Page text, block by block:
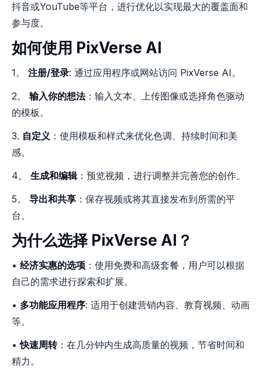
抖音或YouTube等平台，进行优化以实现最大的覆盖面和
参与度。
如何使用 PixVerse AI
1。 注册/登录: 通过应用程序或网站访问 PixVerse AI。
2。 输入你的想法：输入文本、上传图像或选择角色驱动
的模板。
3. 自定义 ：使用模板和样式来优化色调、持续时间和美
感。
4。 生成和编辑：预览视频，进行调整并完善您的创作。
5。 导出和共享 ：保存视频或将其直接发布到所需的平
台。
为什么选择 PixVerse AI？
• 经济实惠的选项 ：使用免费和高级套餐，用户可以根据
自己的需求进行探索和扩展。
• 多功能应用程序: 适用于创建营销内容、教育视频、动画
等。
•快速周转：在几分钟内生成高质量的视频，节省时间和
精力。